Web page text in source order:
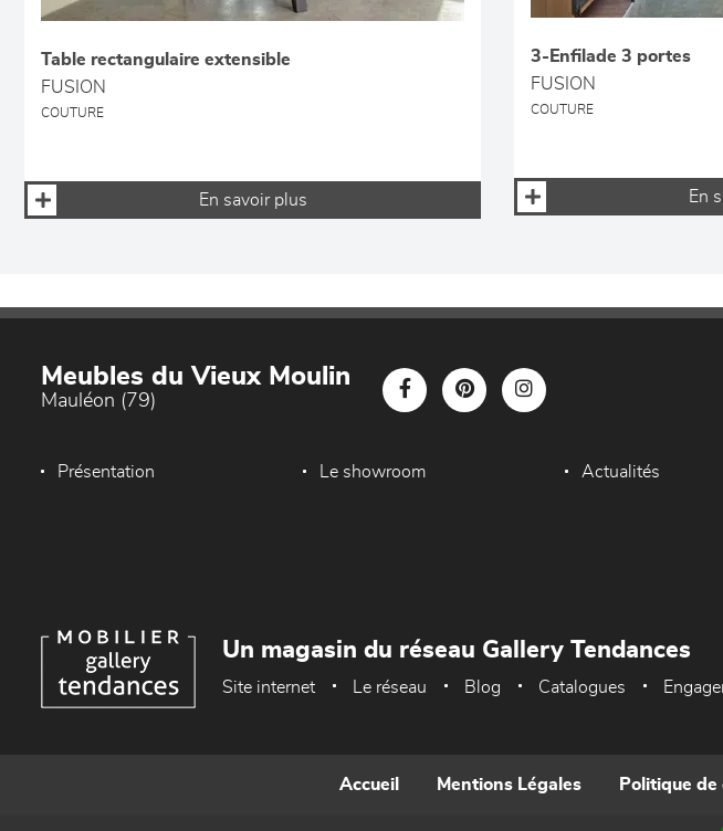
Table rectangulaire extensible
FUSION
COUTURE
En savoir plus
3-Enfilade 3 portes
FUSION
COUTURE
En
Meubles du Vieux Moulin
Mauléon (79)
Présentation Le showroom Actualités
Un magasin du réseau Gallery Tendances
Site internet Le réseau Blog Catalogues
Accueil Mentions Légales Politique